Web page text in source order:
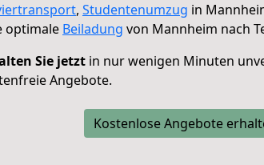
, Studentenumzug in
optimale Beiladung von Mannheim nach
Sie jetzt in nur wenigen Minuten
Angebote.
Kostenlose Angebote